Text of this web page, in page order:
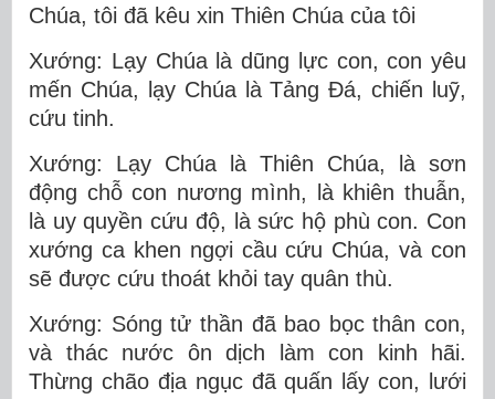
Chúa, tôi đã kêu xin Thiên Chúa của tôi
Xướng: Lạy Chúa là dũng lực con, con yêu
mến Chúa, lạy Chúa là Tảng Ðá, chiến luỹ,
cứu tinh.
Xướng: Lạy Chúa là Thiên Chúa, là sơn
động chỗ con nương mình, là khiên thuẫn,
là uy quyền cứu độ, là sức hộ phù con. Con
xướng ca khen ngợi cầu cứu Chúa, và con
sẽ được cứu thoát khỏi tay quân thù.
Xướng: Sóng tử thần đã bao bọc thân con,
và thác nước ôn dịch làm con kinh hãi.
Thừng chão địa ngục đã quấn lấy con, lưới